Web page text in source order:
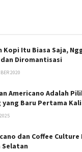
Kopi Itu Biasa Saja,
Diromantisasi
2020
Americano Adalah
yang Baru Pertama
dan Coffee Culture
Selatan